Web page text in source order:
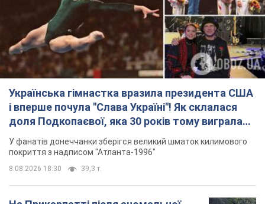
Українська гімнастка вразила президента США
і вперше почула "Слава Україні"! Як склалася
доля Подкопаєвої, яка 30 років тому виграла
"золото" Олімпіади
У фанатів донеччанки зберігся великий шматок килимового
покриття з надписом "Атланта-1996"
8.08.2026 18:30 39,3 т.